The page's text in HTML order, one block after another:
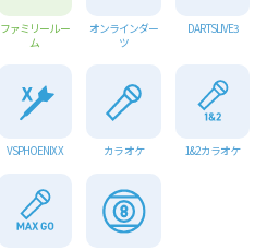
ファミリールー
ム
オンラインダー
ツ
DARTSLIVE3
VSPHOENIX X カラオケ 1&2 カラオケ